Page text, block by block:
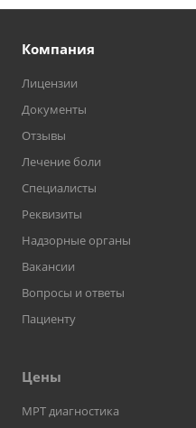
Компания
Лицензии
Документы
Отзывы
Лечение боли
Специалисты
Реквизиты
Надзорные органы
Вакансии
Вопросы и ответы
Пациенту
Цены
МРТ диагностика